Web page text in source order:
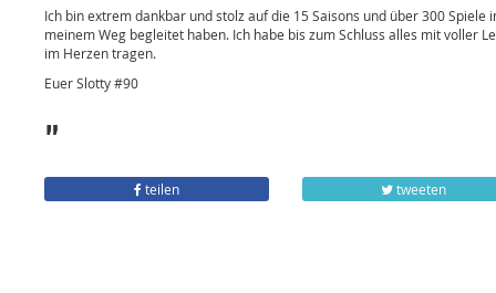
Ich bin extrem dankbar und stolz auf die 15 Saisons und über 300
meinem Weg begleitet haben. Ich habe bis zum Schluss alles mit voller
im Herzen tragen.
Euer Slotty #90
"
teilen tweeten